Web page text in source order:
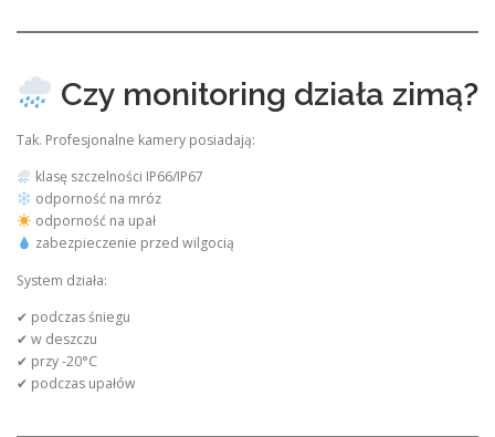
Czy monitoring działa zimą?
Tak. Profesjonalne kamery posiadają:
klasę szczelności IP66/IP67
odporność na mróz
odporność na upał
zabezpieczenie przed wilgocią
System działa:
✔ podczas śniegu
✔ w deszczu
✔ przy -20°C
✔ podczas upałów